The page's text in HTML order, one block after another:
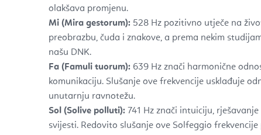
olakšava promjenu.
Mi (Mira gestorum): 528 Hz pozitivno utječe na
preobrazbu, čuda i znakove, a prema nekim
našu DNK.
Fa (Famuli tuorum): 639 Hz znači harmonične
komunikaciju. Slušanje ove frekvencije usklađuje
unutarnju ravnotežu.
Sol (Solive polluti): 741 Hz znači intuiciju,
svijesti. Redovito slušanje ove Solfeggio